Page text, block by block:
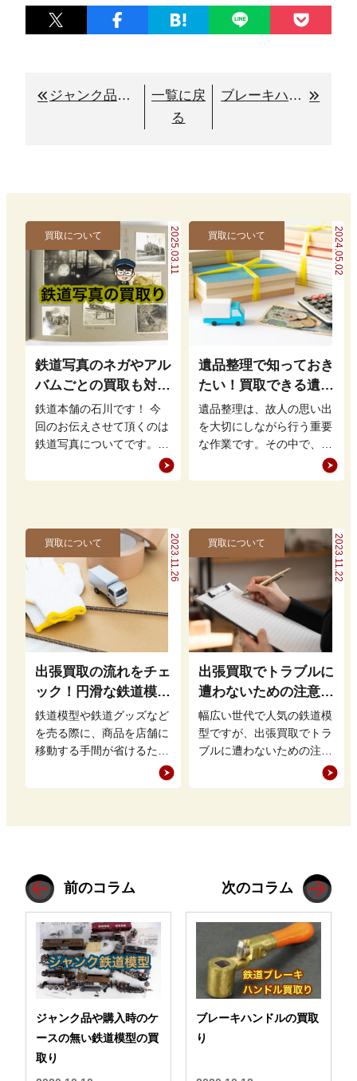
ジャンク品や購入時のケースの無い鉄道模型の買取り
一覧に戻
る
ブレーキハンドルの買取り
2025.03.11
買取について
鉄道写真のネガやアル
バムごとの買取も対応
いたします
鉄道本舗の石川です！ 今
回のお伝えさせて頂くのは
鉄道写真についてです。
鉄道写真と言うと軽便鉄道
の工事の様子などから最近
2024.05.02
買取について
遺品整理で知っておき
たい！買取できる遺品
と高く売るコツ
遺品整理は、故人の思い出
を大切にしながら行う重要
な作業です。その中で、遺
族が買取可能な遺品を見極
め、適切に処分すること
2023.11.26
買取について
出張買取の流れをチェ
ック！円滑な鉄道模型
買取のために知ってお
きたいこと
鉄道模型や鉄道グッズなど
を売る際に、商品を店舗に
移動する手間が省けるため
が、その流れはどのような
2023.11.22
買取について
出張買取でトラブルに
遭わないための注意点
とは？業者の選び方も
確認
幅広い世代で人気の鉄道模
型ですが、出張買取でトラ
ブルに遭わないための注意
点はどのようなものがある
のでしょうか。 実際の出
前のコラム
ジャンク品や購入時のケ
ースの無い鉄道模型の買
取り
次のコラム
ブレーキハンドルの買取
り